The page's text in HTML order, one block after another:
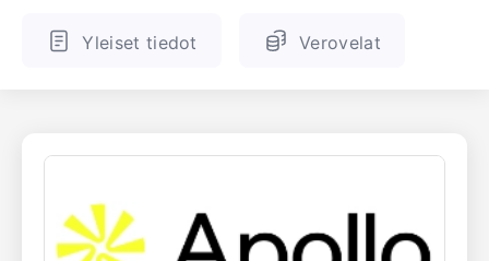
ENGLANTI SUOMALAINEN
Yleiset tiedot Verovelat